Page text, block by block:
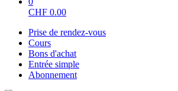
CHF 0.00
Prise de rendez-vous
Cours
Bons d'achat
Entrée simple
Abonnement